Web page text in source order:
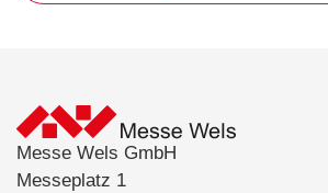
Messe Wels GmbH
Messeplatz 1